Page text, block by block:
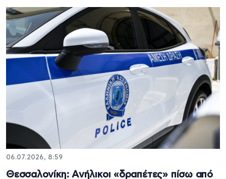
06.07.2026, 8:59
Θεσσαλονίκη: Ανήλικοι «δραπέτες» πίσω από